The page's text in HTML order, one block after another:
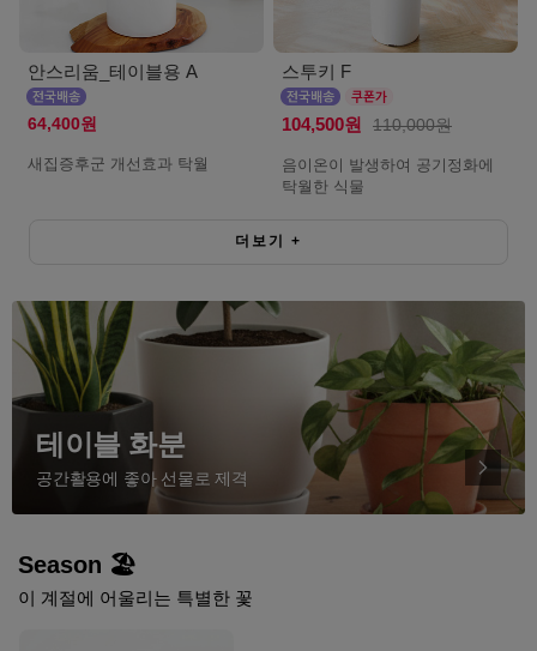
안스리움_테이블용 A
64,400원
새집증후군 개선효과 탁월
스투키 F
104,500원 110,000원
음이온이 발생하여 공기정화에
탁월한 식물
더보기 +
테이블 화분
공간활용에 좋아 선물로 제격
Season 🏖️
이 계절에 어울리는 특별한 꽃